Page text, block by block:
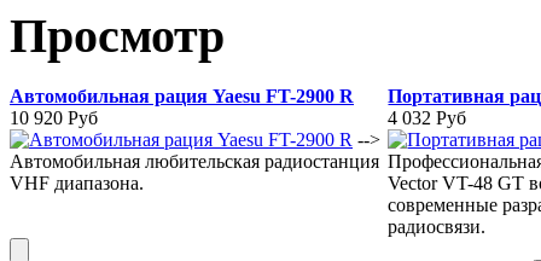
Просмотр
Автомобильная рация Yaesu FT-2900 R
10 920 Руб
-->
Автомобильная любительская радиостанция
VHF диапазона.
Портативная
4 032 Руб
Vector VT-48 GT
современные
радиосвязи.